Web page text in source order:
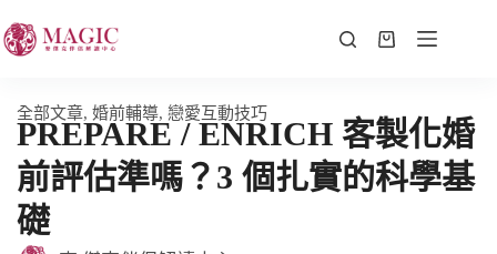
全部文章, 婚前輔導, 戀愛互動技巧
PREPARE / ENRICH 客製化婚
前評估準嗎？3 個扎實的科學基
礎